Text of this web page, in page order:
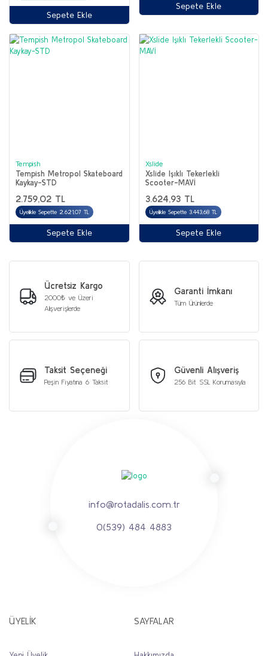
Sepete Ekle
Sepete Ekle
Tempish
Tempish Metropol Skateboard
Kaykay-STD
2.759,02 TL
Üyelikle Sepette 2.621,07 TL
Sepete Ekle
Xslide
Xslide Işıklı Tekerlekli
Scooter-MAVİ
3.624,93 TL
Üyelikle Sepette 3.443,68 TL
Sepete Ekle
Ücretsiz Kargo
2000₺ ve Üzeri
Alışverişlerde
Garanti İmkanı
Tüm Ürünlerde
Taksit Seçeneği
Peşin Fiyatına 6 Taksit
Güvenli Alışveriş
256 Bit SSL Korumasıyla
info@rotadalis.com.tr
0(539) 484 4883
ÜYELİK SAYFALAR